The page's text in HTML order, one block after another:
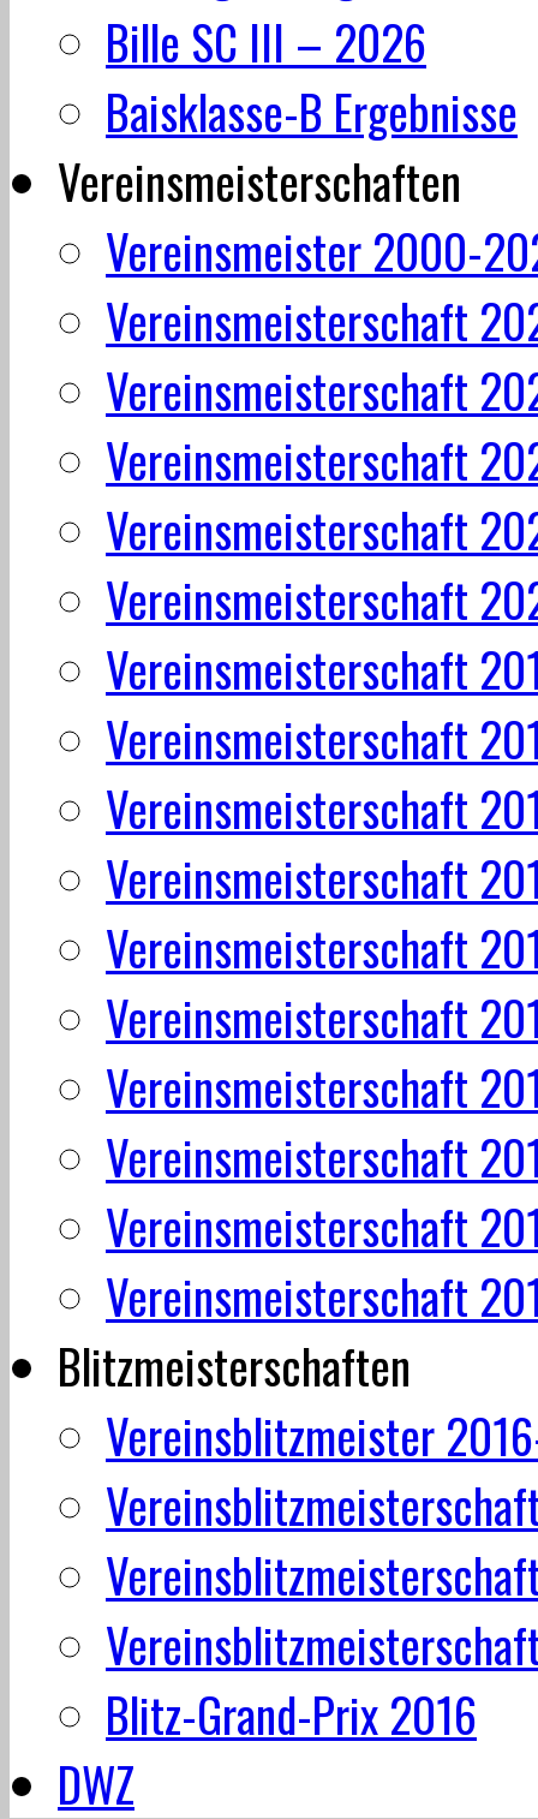
Bille SC III – 2026
Baisklasse-B Ergebnisse
Vereinsmeisterschaften
Vereinsmeister 2000-
Vereinsmeisterschaft
Vereinsmeisterschaft
Vereinsmeisterschaft
Vereinsmeisterschaft
Vereinsmeisterschaft
Vereinsmeisterschaft
Vereinsmeisterschaft
Vereinsmeisterschaft
Vereinsmeisterschaft
Vereinsmeisterschaft
Vereinsmeisterschaft
Vereinsmeisterschaft
Vereinsmeisterschaft
Vereinsmeisterschaft
Vereinsmeisterschaft
Blitzmeisterschaften
Vereinsblitzmeister
Blitz-Grand-Prix 2016
DWZ